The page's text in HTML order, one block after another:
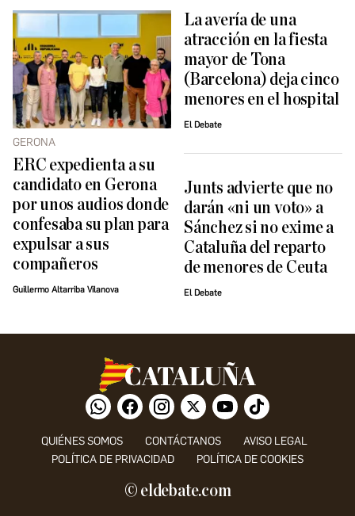
GERONA
ERC expedienta a su
candidato en Gerona
por unos audios donde
confesaba su plan para
expulsar a sus
compañeros
Guillermo Altarriba Vilanova
La avería de una
atracción en la fiesta
mayor de Tona
(Barcelona) deja cinco
menores en el hospital
El Debate
Junts advierte que no
darán «ni un voto» a
Sánchez si no exime a
Cataluña del reparto
de menores de Ceuta
El Debate
QUIÉNES SOMOS CONTÁCTANOS
AVISO LEGAL
POLÍTICA DE PRIVACIDAD
POLÍTICA DE COOKIES
© eldebate.com